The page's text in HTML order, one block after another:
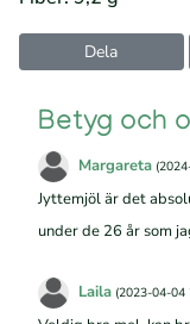
Dela
Betyg och
Margareta
Jyttemjöl är det
under de 26 år som
Laila (2023-04-04